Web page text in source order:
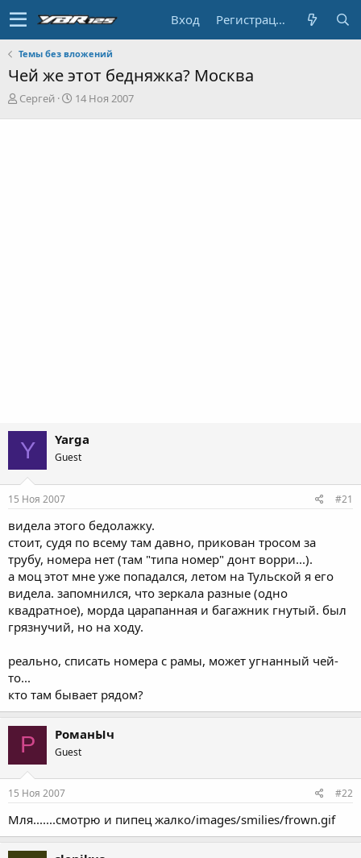
Вход Регистрация
Темы без вложений
Чей же этот бедняжка? Москва
А
Сергей
Д
14 Ноя 2007
Y Yarga
Guest
15 Ноя 2007 #21
видела этого бедолажку.
стоит, судя по всему там давно, прикован тросом за
трубу, номера нет (там "типа номер" донт ворри...).
а моц этот мне уже попадался, летом на Тульской я его
видела. запомнился, что зеркала разные (одно
квадратное), морда царапанная и багажник гнутый. был
грязнучий, но на ходу.
реально, списать номера с рамы, может угнанный чей-
то...
кто там бывает рядом?
Р РоманЫч
Guest
15 Ноя 2007 #22
Мля.......смотрю и пипец жалко/images/smilies/frown.gif